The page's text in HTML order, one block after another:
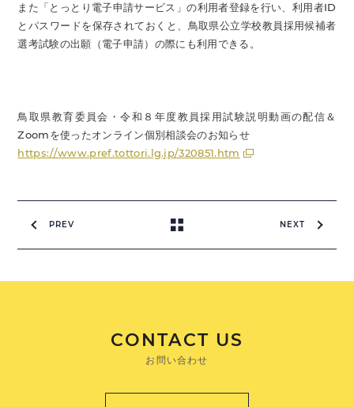
また「とっとり電子申請サービス」の利用者登録を行い、利用者ID
とパスワードを保存されておくと、鳥取県公立学校教員採用候補者
選考試験の出願（電子申請）の際にも利用できる。
鳥取県教育委員会・令和８年度教員採用試験説明動画の配信＆
Zoomを使ったオンライン個別相談会のお知らせ
https://www.pref.tottori.lg.jp/320851.htm
PREV NEXT
CONTACT US
お問い合わせ